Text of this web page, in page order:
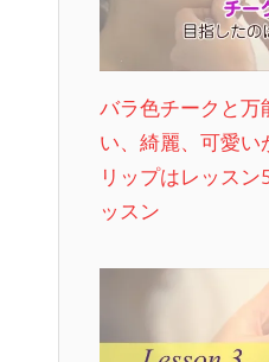
バラ色チークと万
い、綺麗、可愛い
リップはレッス
ッスン